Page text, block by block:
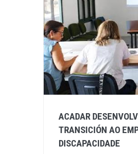
ACADAR
TRANSICIÓN AO
DISCAPACIDADE